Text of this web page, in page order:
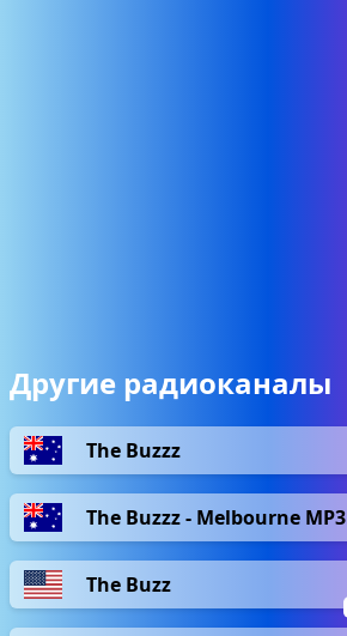
Другие радиоканалы
The Buzzz
The Buzzz - Melbourne MP3
The Buzz